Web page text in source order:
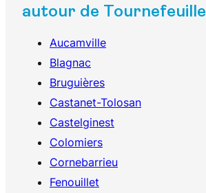
autour de Tournefeuille
Aucamville
Blagnac
Bruguières
Castanet-Tolosan
Castelginest
Colomiers
Cornebarrieu
Fenouillet